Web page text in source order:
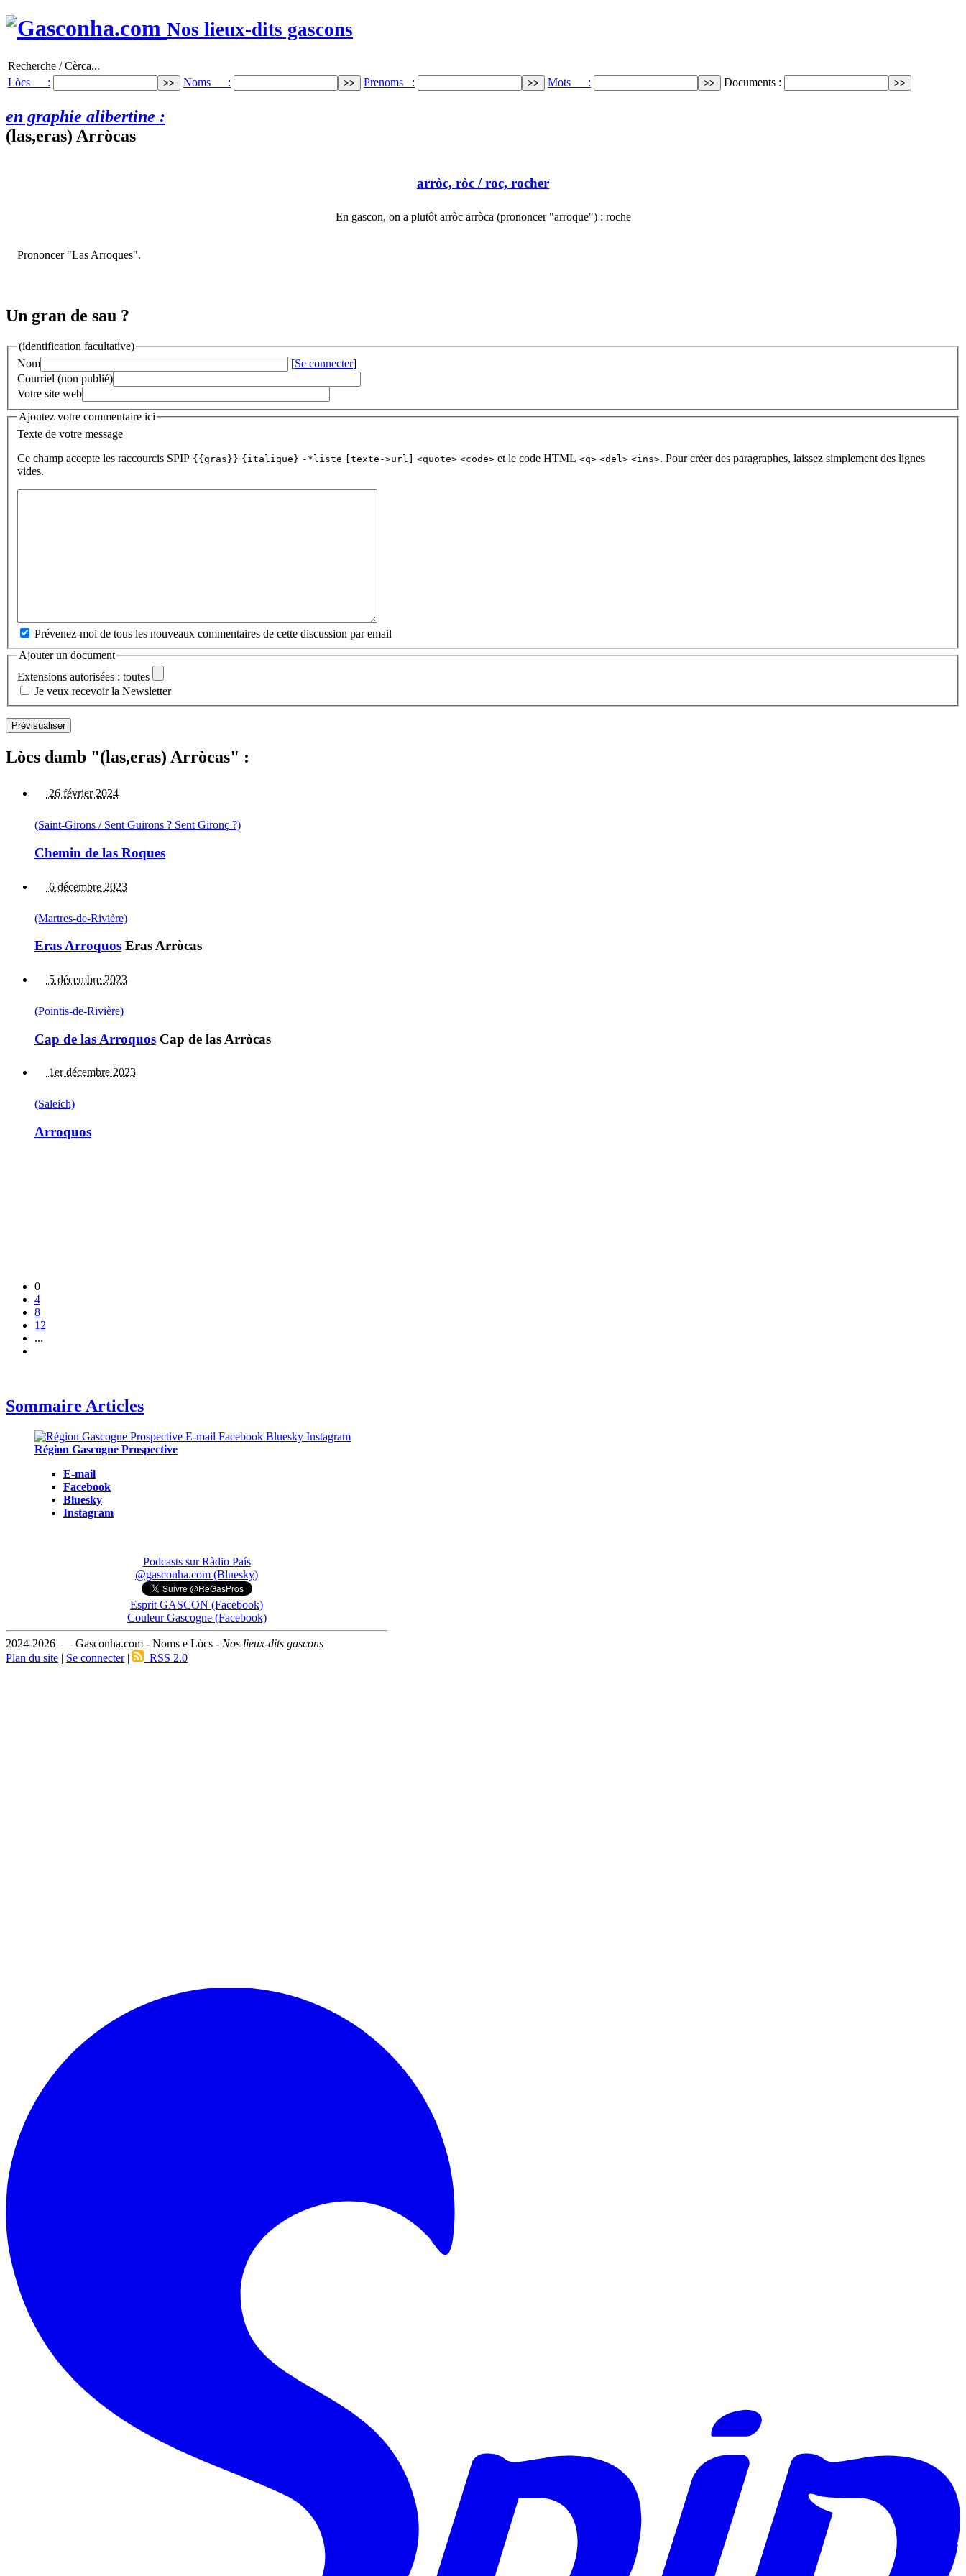
Nos lieux-dits gascons
Recherche / Cèrca...
Lòcs :
Noms : Prenoms : Mots : Documents :
en graphie alibertine :
(las,eras) Arròcas
arròc, ròc / roc, rocher
En gascon, on a plutôt arròc arròca (prononcer "arroque") : roche
Prononcer "Las Arroques".
Un gran de sau ?
(identification facultative)
Nom
[Se connecter]
Courriel (non publié)
Votre site web
Ajoutez votre commentaire ici
Texte de votre message
Ce champ accepte les raccourcis SPIP {{gras}} {italique} -*liste [texte->url] <quote> <code> et le code HTML <q> <del> <ins>. Pour créer des paragraphes, laissez simplement des lignes
vides.
Prévenez-moi de tous les nouveaux commentaires de cette discussion par email
Ajouter un document
Extensions autorisées : toutes
Je veux recevoir la Newsletter
Lòcs damb "(las,eras) Arròcas" :
26 février 2024
(Saint-Girons / Sent Guirons ? Sent Gironç ?)
Chemin de las Roques
6 décembre 2023
(Martres-de-Rivière)
Eras Arroquos Eras Arròcas
5 décembre 2023
(Pointis-de-Rivière)
Cap de las Arroquos Cap de las Arròcas
1er décembre 2023
(Saleich)
Arroquos
0
4
8
12
...
Sommaire Articles
Région Gascogne Prospective
E-mail
Facebook
Bluesky
Instagram
Podcasts sur Ràdio País
@gasconha.com (Bluesky)
Esprit GASCON (Facebook)
Couleur Gascogne (Facebook)
2024-2026 — Gasconha.com - Noms e Lòcs - Nos lieux-dits gascons
Plan du site | Se connecter| RSS 2.0